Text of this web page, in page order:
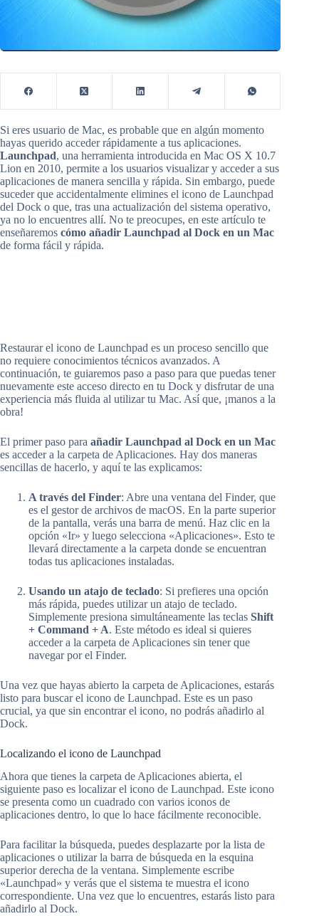
Si eres usuario de Mac, es probable que en algún momento
hayas querido acceder rápidamente a tus aplicaciones.
Launchpad, una herramienta introducida en Mac OS X 10.7
Lion en 2010, permite a los usuarios visualizar y acceder a sus
aplicaciones de manera sencilla y rápida. Sin embargo, puede
suceder que accidentalmente elimines el icono de Launchpad
del Dock o que, tras una actualización del sistema operativo,
ya no lo encuentres allí. No te preocupes, en este artículo te
enseñaremos cómo añadir Launchpad al Dock en un Mac
de forma fácil y rápida.
Restaurar el icono de Launchpad es un proceso sencillo que
no requiere conocimientos técnicos avanzados. A
continuación, te guiaremos paso a paso para que puedas tener
nuevamente este acceso directo en tu Dock y disfrutar de una
experiencia más fluida al utilizar tu Mac. Así que, ¡manos a la
obra!
El primer paso para añadir Launchpad al Dock en un Mac
es acceder a la carpeta de Aplicaciones. Hay dos maneras
sencillas de hacerlo, y aquí te las explicamos:
A través del Finder: Abre una ventana del Finder, que
es el gestor de archivos de macOS. En la parte superior
de la pantalla, verás una barra de menú. Haz clic en la
opción «Ir» y luego selecciona «Aplicaciones». Esto te
llevará directamente a la carpeta donde se encuentran
todas tus aplicaciones instaladas.
Usando un atajo de teclado: Si prefieres una opción
más rápida, puedes utilizar un atajo de teclado.
Simplemente presiona simultáneamente las teclas Shift
+ Command + A. Este método es ideal si quieres
acceder a la carpeta de Aplicaciones sin tener que
navegar por el Finder.
Una vez que hayas abierto la carpeta de Aplicaciones, estarás
listo para buscar el icono de Launchpad. Este es un paso
crucial, ya que sin encontrar el icono, no podrás añadirlo al
Dock.
Localizando el icono de Launchpad
Ahora que tienes la carpeta de Aplicaciones abierta, el
siguiente paso es localizar el icono de Launchpad. Este icono
se presenta como un cuadrado con varios iconos de
aplicaciones dentro, lo que lo hace fácilmente reconocible.
Para facilitar la búsqueda, puedes desplazarte por la lista de
aplicaciones o utilizar la barra de búsqueda en la esquina
superior derecha de la ventana. Simplemente escribe
«Launchpad» y verás que el sistema te muestra el icono
correspondiente. Una vez que lo encuentres, estarás listo para
añadirlo al Dock.